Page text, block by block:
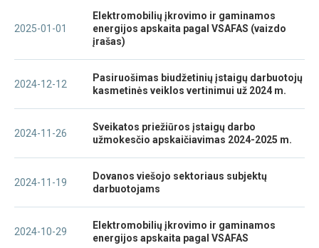
2025-01-01
Elektromobilių įkrovimo ir gaminamos
energijos apskaita pagal VSAFAS (vaizdo
įrašas)
2024-12-12
Pasiruošimas biudžetinių įstaigų darbuotojų
kasmetinės veiklos vertinimui už 2024 m.
2024-11-26
Sveikatos priežiūros įstaigų darbo
užmokesčio apskaičiavimas 2024-2025 m.
2024-11-19
Dovanos viešojo sektoriaus subjektų
darbuotojams
2024-10-29
Elektromobilių įkrovimo ir gaminamos
energijos apskaita pagal VSAFAS